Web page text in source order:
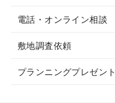
電話・オンライン相談
敷地調査依頼
プランニングプレゼント